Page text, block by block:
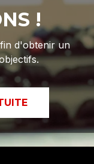
!
d'obtenir un